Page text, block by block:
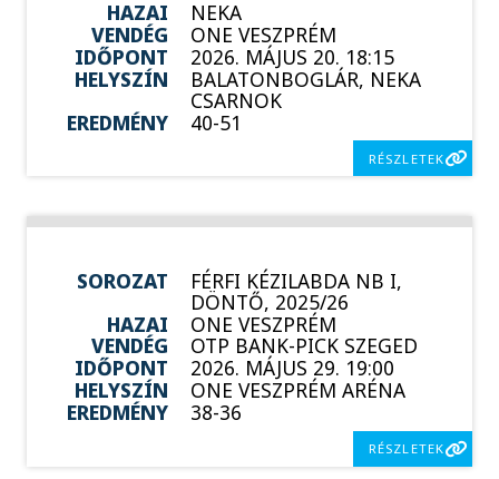
HAZAI
NEKA
VENDÉG
ONE VESZPRÉM
IDŐPONT
2026. MÁJUS 20. 18:15
HELYSZÍN
BALATONBOGLÁR, NEKA
CSARNOK
EREDMÉNY
40-51
RÉSZLETEK
SOROZAT FÉRFI KÉZILABDA NB I,
DÖNTŐ, 2025/26
HAZAI
ONE VESZPRÉM
VENDÉG
OTP BANK-PICK SZEGED
IDŐPONT
2026. MÁJUS 29. 19:00
HELYSZÍN
ONE VESZPRÉM ARÉNA
EREDMÉNY
38-36
RÉSZLETEK